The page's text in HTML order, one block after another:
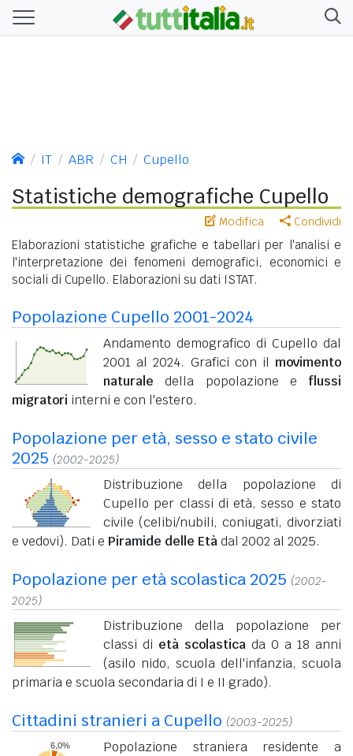
IT ABR CH Cupello
Statistiche demografiche Cupello
Modifica Condividi
Elaborazioni statistiche grafiche e tabellari per l'analisi e
l'interpretazione dei fenomeni demografici, economici e
sociali di Cupello. Elaborazioni su dati ISTAT.
Popolazione Cupello 2001-2024
Andamento demografico di Cupello dal
2001 al 2024. Grafici con il movimento
naturale della popolazione e flussi
migratori interni e con l'estero.
Popolazione per età, sesso e stato civile
2025 (2002-2025)
Distribuzione della popolazione di
Cupello per classi di età, sesso e stato
civile (celibi/nubili, coniugati, divorziati
e vedovi). Dati e Piramide delle Etàdal 2002 al 2025.
Popolazione per età scolastica 2025 (2002-
2025)
Distribuzione della popolazione per
classi di età scolastica da 0 a 18 anni
(asilo nido, scuola dell'infanzia, scuola
primaria e scuola secondaria di I e II grado).
Cittadini stranieri a Cupello (2003-2025)
Popolazione straniera residente a